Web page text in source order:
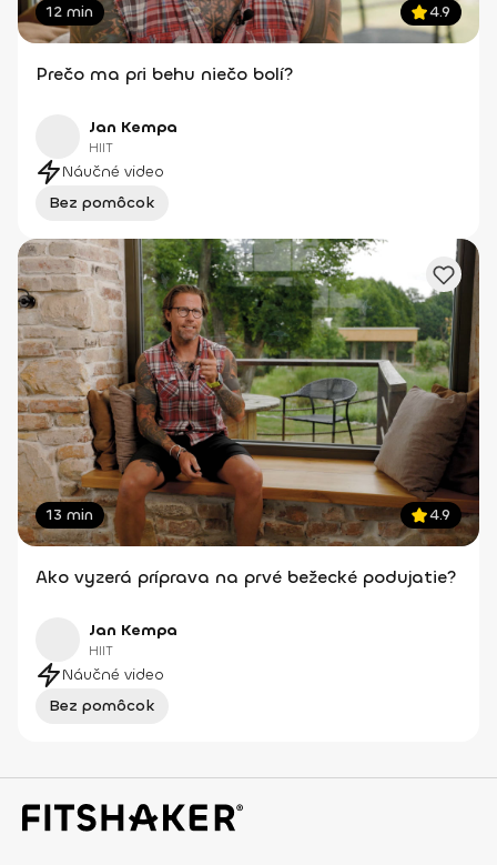
12 min 4.9
Prečo ma pri behu niečo bolí?
Jan Kempa
HIIT
Náučné video
Bez pomôcok
13 min 4.9
Ako vyzerá príprava na prvé bežecké podujatie?
Jan Kempa
HIIT
Náučné video
Bez pomôcok